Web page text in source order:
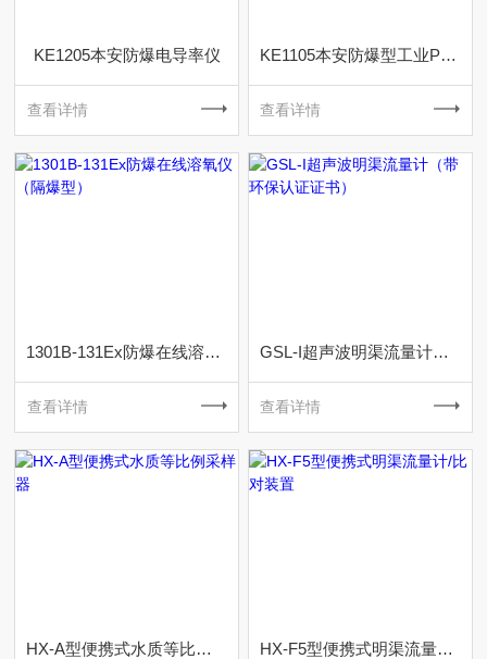
KE1205本安防爆电导率仪
查看详情
KE1105本安防爆型工业PH/ORP计
查看详情
1301B-131Ex防爆在线溶氧仪（隔爆型）
查看详情
GSL-I超声波明渠流量计（带环保认证证书）
查看详情
HX-A型便携式水质等比例采样器 HX-F5型便携式明渠流量计/比对装置